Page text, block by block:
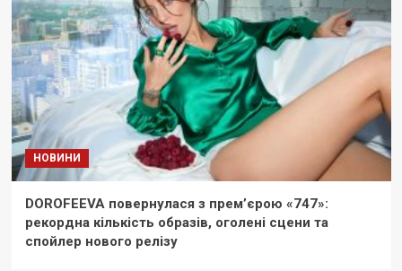
НОВИНИ
DOROFEEVA повернулася з прем’єрою «747»:
рекордна кількість образів, оголені сцени та
спойлер нового релізу